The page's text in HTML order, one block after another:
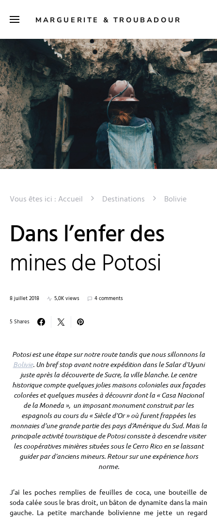
MARGUERITE & TROUBADOUR
Vous êtes ici : Accueil Destinations Bolivie
Dans l’enfer des
mines de Potosi
8 juillet 2018 5,0K views 4 comments
5 Shares
Potosi est une étape sur notre route tandis que nous sillonnons la
Bolivie. Un bref stop avant notre expédition dans le Salar d’Uyuni
juste après la découverte de Sucre, la ville blanche. Le centre
historique compte quelques jolies maisons coloniales aux façades
colorées et quelques musées à découvrir dont la « Casa Nacional
de la Moneda », un imposant monument construit par les
espagnols au cours du « Siècle d’Or » où furent frappées les
monnaies d’une grande partie des pays d’Amérique du Sud. Mais la
principale activité touristique de Potosi consiste à descendre visiter
les coopératives minières situées sous le Cerro Rico en se laissant
guider par d’anciens mineurs. Retour sur une expérience hors
norme.
J’ai les poches remplies de feuilles de coca, une bouteille de
soda calée sous le bras droit, un bâton de dynamite dans la main
gauche. La petite marchande bolivienne me jette un regard